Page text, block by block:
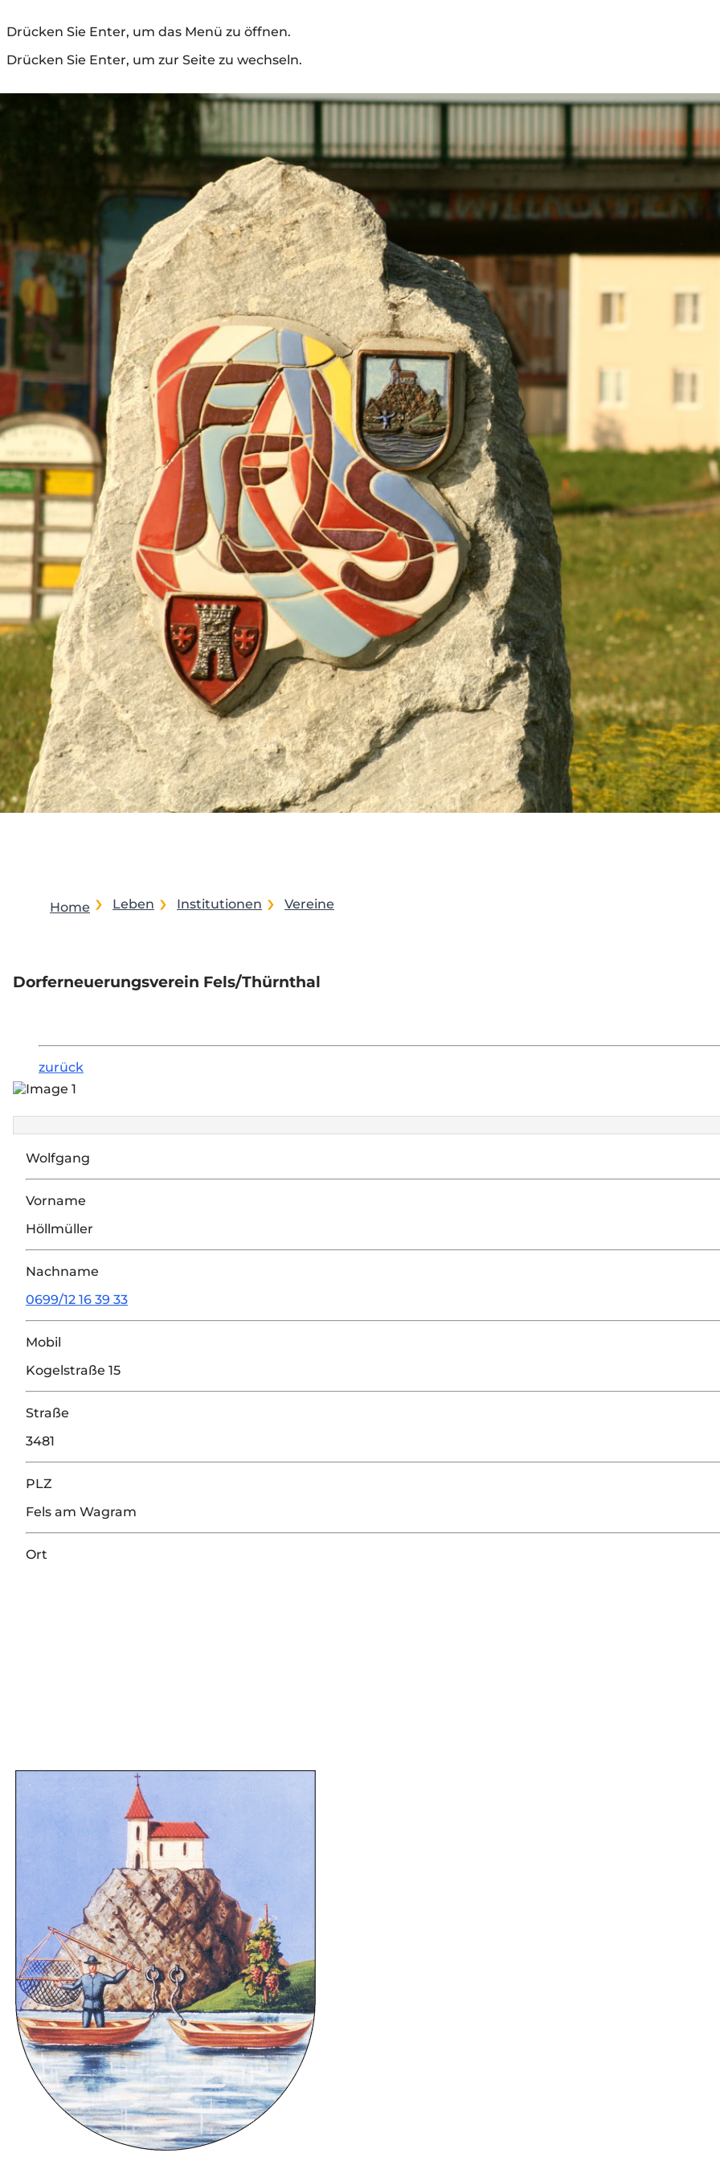
Drücken Sie Enter, um das Menü zu öffnen.
Drücken Sie Enter, um zur Seite zu wechseln.
Home Leben Institutionen Vereine
Dorferneuerungsverein Fels/Thürnthal
zurück
Google Maps wurde aufgrund Ihrer Privatsphäre-Einstellungen nicht geladen.
Einstellungen ändern
Wolfgang
Vorname
Höllmüller
Nachname
0699/12 16 39 33
Mobil
Kogelstraße 15
Straße
3481
PLZ
Fels am Wagram
Ort